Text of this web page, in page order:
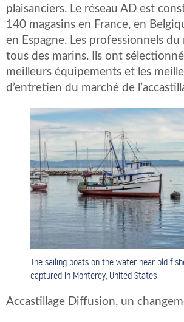
plaisanciers. Le réseau AD est
140 magasins en France, en
en Espagne. Les professionnels
tous des marins. Ils ont
meilleurs équipements et les
d’entretien du marché de
The sailing boats on the water near old
captured in Monterey, United States
Accastillage Diffusion, un